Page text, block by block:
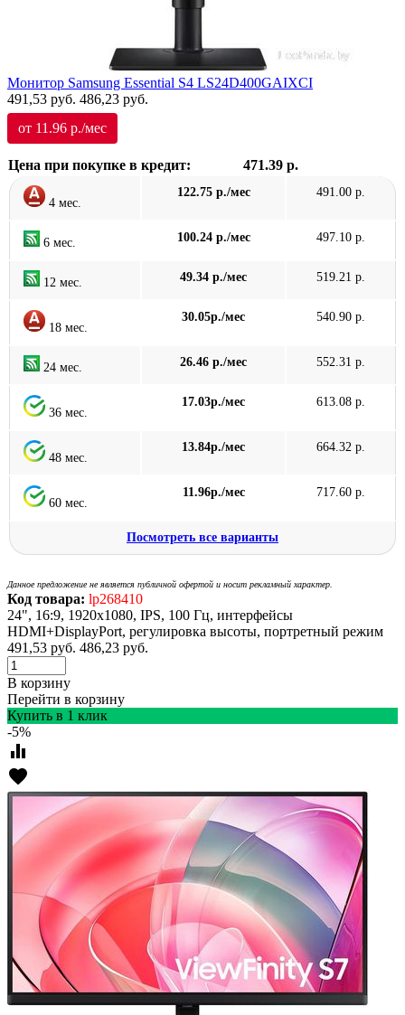
Монитор Samsung Essential S4 LS24D400GAIXCI
491,53 руб. 486,23 руб.
от 11.96 р./мес
Цена при покупке в кредит: 471.39 р.
4 мес.
122.75 р./мес 491.00 р.
6 мес. 100.24 р./мес 497.10 р.
12 мес. 49.34 р./мес 519.21 р.
18 мес.
30.05р./мес 540.90 р.
24 мес. 26.46 р./мес 552.31 р.
36 мес.
17.03р./мес 613.08 р.
48 мес.
13.84р./мес 664.32 р.
60 мес.
11.96р./мес 717.60 р.
Посмотреть все варианты
Данное предложение не является публичной офертой и носит рекламный характер.
Код товара: lp268410
24", 16:9, 1920x1080, IPS, 100 Гц, интерфейсы
HDMI+DisplayPort, регулировка высоты, портретный режим
491,53 руб. 486,23 руб.
В корзину
Перейти в корзину
Купить в 1 клик
-5%
equalizer
favorite